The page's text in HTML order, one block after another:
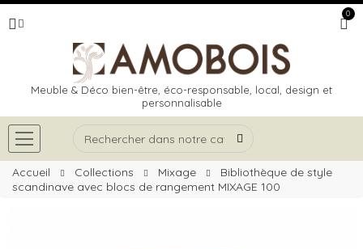
0
Meuble & Déco bien-être, éco-responsable, local, design et
personnalisable
Accueil Collections Mixage
Bibliothèque de style
scandinave avec blocs de rangement MIXAGE 100